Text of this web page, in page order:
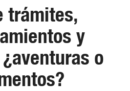
trámites,
y
o